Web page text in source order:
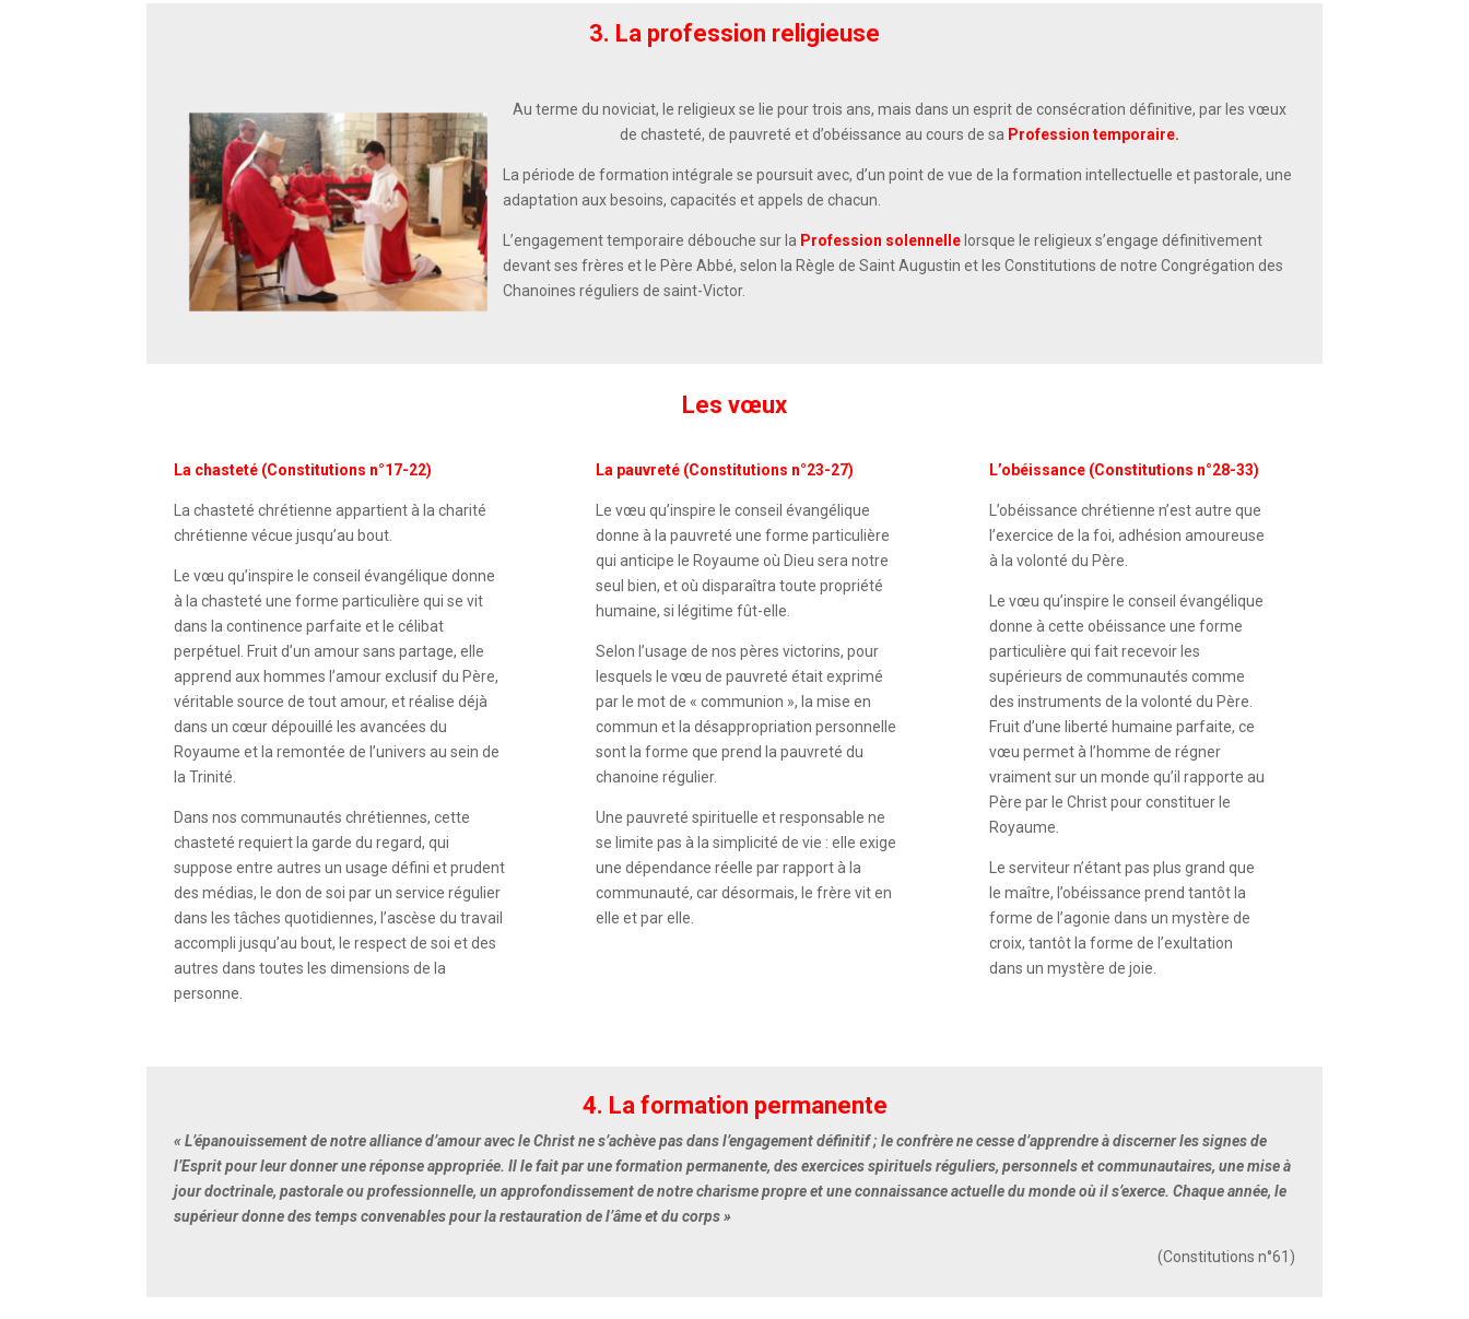
3. La profession religieuse
Au terme du noviciat, le religieux se lie pour trois ans, mais dans un esprit de consécration définitive, par les vœux
de chasteté, de pauvreté et d’obéissance au cours de sa Profession temporaire.
La période de formation intégrale se poursuit avec, d’un point de vue de la formation intellectuelle et pastorale, une
adaptation aux besoins, capacités et appels de chacun.
L’engagement temporaire débouche sur la Profession solennelle lorsque le religieux s’engage définitivement
devant ses frères et le Père Abbé, selon la Règle de Saint Augustin et les Constitutions de notre Congrégation des
Chanoines réguliers de saint-Victor.
Les vœux
La chasteté (Constitutions n°17-22)
La chasteté chrétienne appartient à la charité
chrétienne vécue jusqu’au bout.
Le vœu qu’inspire le conseil évangélique donne
à la chasteté une forme particulière qui se vit
dans la continence parfaite et le célibat
perpétuel. Fruit d’un amour sans partage, elle
apprend aux hommes l’amour exclusif du Père,
véritable source de tout amour, et réalise déjà
dans un cœur dépouillé les avancées du
Royaume et la remontée de l’univers au sein de
la Trinité.
Dans nos communautés chrétiennes, cette
chasteté requiert la garde du regard, qui
suppose entre autres un usage défini et prudent
des médias, le don de soi par un service régulier
dans les tâches quotidiennes, l’ascèse du travail
accompli jusqu’au bout, le respect de soi et des
autres dans toutes les dimensions de la
personne.
La pauvreté (Constitutions n°23-27)
Le vœu qu’inspire le conseil évangélique
donne à la pauvreté une forme particulière
qui anticipe le Royaume où Dieu sera notre
seul bien, et où disparaîtra toute propriété
humaine, si légitime fût-elle.
Selon l’usage de nos pères victorins, pour
lesquels le vœu de pauvreté était exprimé
par le mot de « communion », la mise en
commun et la désappropriation personnelle
sont la forme que prend la pauvreté du
chanoine régulier.
Une pauvreté spirituelle et responsable ne
se limite pas à la simplicité de vie : elle exige
une dépendance réelle par rapport à la
communauté, car désormais, le frère vit en
elle et par elle.
L’obéissance (Constitutions n°28-33)
L’obéissance chrétienne n’est autre que
l’exercice de la foi, adhésion amoureuse
à la volonté du Père.
Le vœu qu’inspire le conseil évangélique
donne à cette obéissance une forme
particulière qui fait recevoir les
supérieurs de communautés comme
des instruments de la volonté du Père.
Fruit d’une liberté humaine parfaite, ce
vœu permet à l’homme de régner
vraiment sur un monde qu’il rapporte au
Père par le Christ pour constituer le
Royaume.
Le serviteur n’étant pas plus grand que
le maître, l’obéissance prend tantôt la
forme de l’agonie dans un mystère de
croix, tantôt la forme de l’exultation
dans un mystère de joie.
4. La formation permanente
« L’épanouissement de notre alliance d’amour avec le Christ ne s’achève pas dans l’engagement définitif ; le confrère ne cesse d’apprendre à discerner les signes de
l’Esprit pour leur donner une réponse appropriée. Il le fait par une formation permanente, des exercices spirituels réguliers, personnels et communautaires, une mise à
jour doctrinale, pastorale ou professionnelle, un approfondissement de notre charisme propre et une connaissance actuelle du monde où il s’exerce. Chaque année, le
supérieur donne des temps convenables pour la restauration de l’âme et du corps »
(Constitutions n°61)